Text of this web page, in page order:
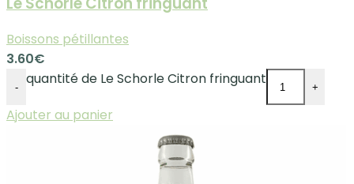
Boissons pétillantes
3.60€
- quantité de Le Schorle Citron fringuant +
Ajouter au panier